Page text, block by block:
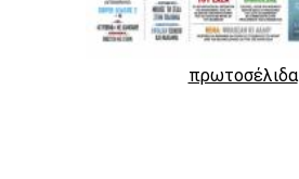
πρωτοσέλιδα